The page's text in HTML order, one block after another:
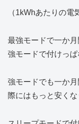
（1kWhあたりの電
最強モードで一か月
強モードで付けっ
強モードでも一か
際にはもっと安くな